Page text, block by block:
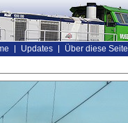
Updates Über diese Seite